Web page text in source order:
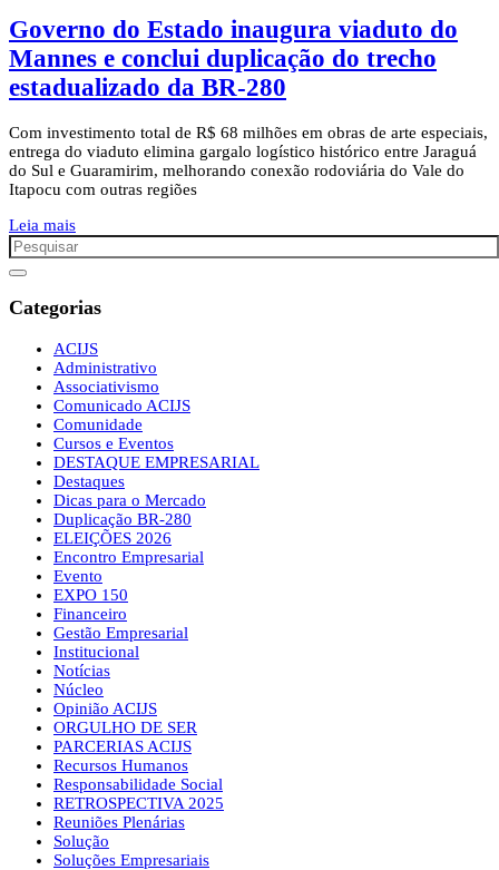
Governo do Estado inaugura viaduto do
Mannes e conclui duplicação do trecho
estadualizado da BR-280
Com investimento total de R$ 68 milhões em obras de arte especiais,
entrega do viaduto elimina gargalo logístico histórico entre Jaraguá
do Sul e Guaramirim, melhorando conexão rodoviária do Vale do
Itapocu com outras regiões
Leia mais
Categorias
ACIJS
Administrativo
Associativismo
Comunicado ACIJS
Comunidade
Cursos e Eventos
DESTAQUE EMPRESARIAL
Destaques
Dicas para o Mercado
Duplicação BR-280
ELEIÇÕES 2026
Encontro Empresarial
Evento
EXPO 150
Financeiro
Gestão Empresarial
Institucional
Notícias
Núcleo
Opinião ACIJS
ORGULHO DE SER
PARCERIAS ACIJS
Recursos Humanos
Responsabilidade Social
RETROSPECTIVA 2025
Reuniões Plenárias
Solução
Soluções Empresariais